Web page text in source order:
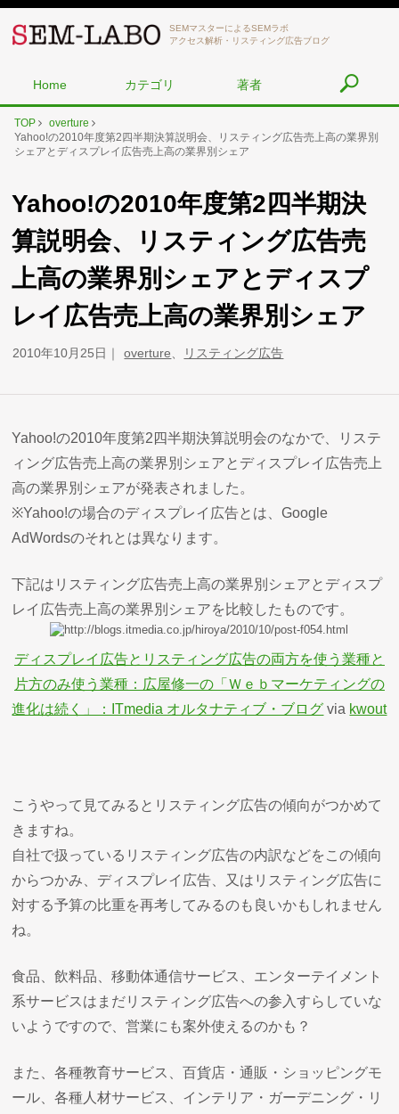
SEMマスターによるSEMラボ
アクセス解析・リスティング広告ブログ
Home カテゴリ 著者
TOP
overture
Yahoo!の2010年度第2四半期決算説明会、リスティング広告売上高の業界別
シェアとディスプレイ広告売上高の業界別シェア
Yahoo!の2010年度第2四半期決
算説明会、リスティング広告売
上高の業界別シェアとディスプ
レイ広告売上高の業界別シェア
2010年10月25日 overture リスティング広告
Yahoo!の2010年度第2四半期決算説明会のなかで、リステ
ィング広告売上高の業界別シェアとディスプレイ広告売上
高の業界別シェアが発表されました。
※Yahoo!の場合のディスプレイ広告とは、Google
AdWordsのそれとは異なります。
下記はリスティング広告売上高の業界別シェアとディスプ
レイ広告売上高の業界別シェアを比較したものです。
ディスプレイ広告とリスティング広告の両方を使う業種と
片方のみ使う業種：広屋修一の「Ｗｅｂマーケティングの
進化は続く」：ITmedia オルタナティブ・ブログ via kwout
こうやって見てみるとリスティング広告の傾向がつかめて
きますね。
自社で扱っているリスティング広告の内訳などをこの傾向
からつかみ、ディスプレイ広告、又はリスティング広告に
対する予算の比重を再考してみるのも良いかもしれません
ね。
食品、飲料品、移動体通信サービス、エンターテイメント
系サービスはまだリスティング広告への参入すらしていな
いようですので、営業にも案外使えるのかも？
また、各種教育サービス、百貨店・通販・ショッピングモ
ール、各種人材サービス、インテリア・ガーデニング・リ